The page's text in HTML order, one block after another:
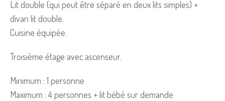
Lit double (qui peut être séparé en deux lits simples) +
divan lit double.
Cuisine équipée.
Troisième étage avec ascenseur.
Minimum : 1 personne
Maximum : 4 personnes + lit bébé sur demande